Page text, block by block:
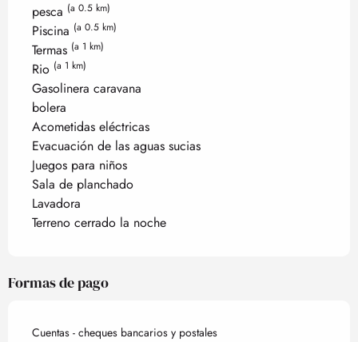
pesca (a 0.5 km)
Piscina (a 0.5 km)
Termas (a 1 km)
Rio (a 1 km)
Gasolinera caravana
bolera
Acometidas eléctricas
Evacuación de las aguas sucias
Juegos para niños
Sala de planchado
Lavadora
Terreno cerrado la noche
Formas de pago
Cuentas - cheques bancarios y postales